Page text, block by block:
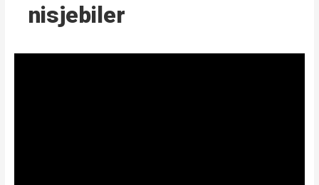
nisjebiler